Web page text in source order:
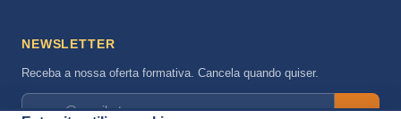
NEWSLETTER
Receba a nossa oferta formativa. Cancela quando quiser.
→